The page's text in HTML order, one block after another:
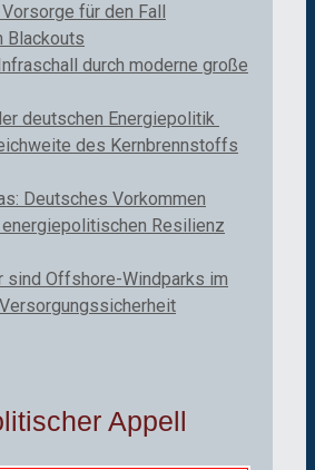
für den Fall
Blackouts
durch moderne große
deutschen Energiepolitik
des Kernbrennstoffs
Deutsches Vorkommen
Resilienz
sind Offshore-Windparks im
Appell